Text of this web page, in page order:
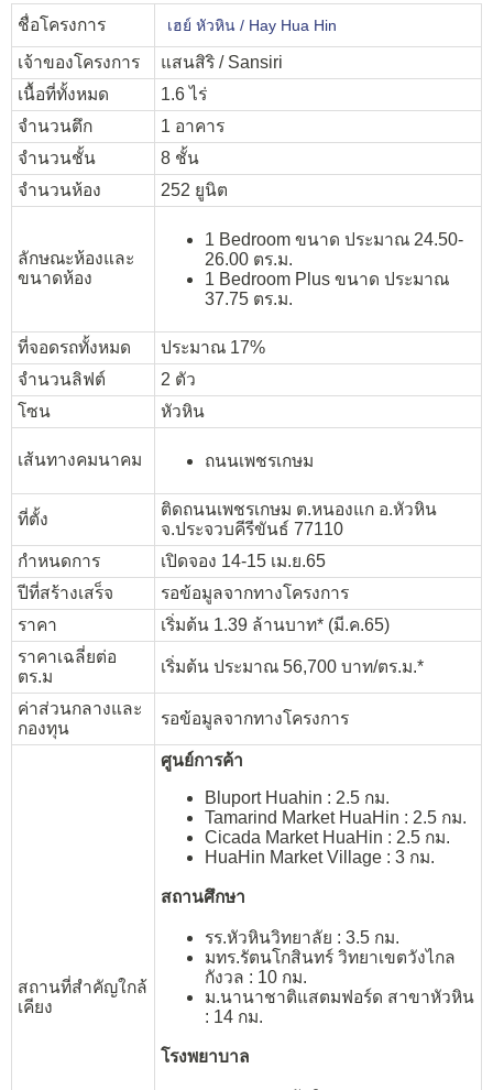
ชื่อโครงการ เฮย์ หัวหิน / Hay Hua Hin
เจ้าของโครงการ
แสนสิริ / Sansiri
เนื้อที่ทั้งหมด
1.6 ไร่
จำนวนตึก
1 อาคาร
จำนวนชั้น
8 ชั้น
จำนวนห้อง
252 ยูนิต
ลักษณะห้องและ
ขนาดห้อง
1 Bedroom ขนาด ประมาณ 24.50-
26.00 ตร.ม.
1 Bedroom Plus ขนาด ประมาณ
37.75 ตร.ม.
ที่จอดรถทั้งหมด
ประมาณ 17%
จำนวนลิฟต์
2 ตัว
โซน
หัวหิน
เส้นทางคมนาคม ถนนเพชรเกษม
ที่ตั้ง
ติดถนนเพชรเกษม ต.หนองแก อ.หัวหิน
จ.ประจวบคีรีขันธ์ 77110
กำหนดการ
เปิดจอง 14-15 เม.ย.65
ปีที่สร้างเสร็จ
รอข้อมูลจากทางโครงการ
ราคา
เริ่มต้น 1.39 ล้านบาท* (มี.ค.65)
ราคาเฉลี่ยต่อ
ตร.ม
เริ่มต้น ประมาณ 56,700 บาท/ตร.ม.*
ค่าส่วนกลางและ
กองทุน
รอข้อมูลจากทางโครงการ
สถานที่สำคัญใกล้
เคียง
ศูนย์การค้า
Bluport Huahin : 2.5 กม.
Tamarind Market HuaHin : 2.5 กม.
Cicada Market HuaHin : 2.5 กม.
HuaHin Market Village : 3 กม.
สถานศึกษา
รร.หัวหินวิทยาลัย : 3.5 กม.
มทร.รัตนโกสินทร์ วิทยาเขตวังไกล
กังวล : 10 กม.
ม.นานาชาติแสตมฟอร์ด สาขาหัวหิน
: 14 กม.
โรงพยาบาล